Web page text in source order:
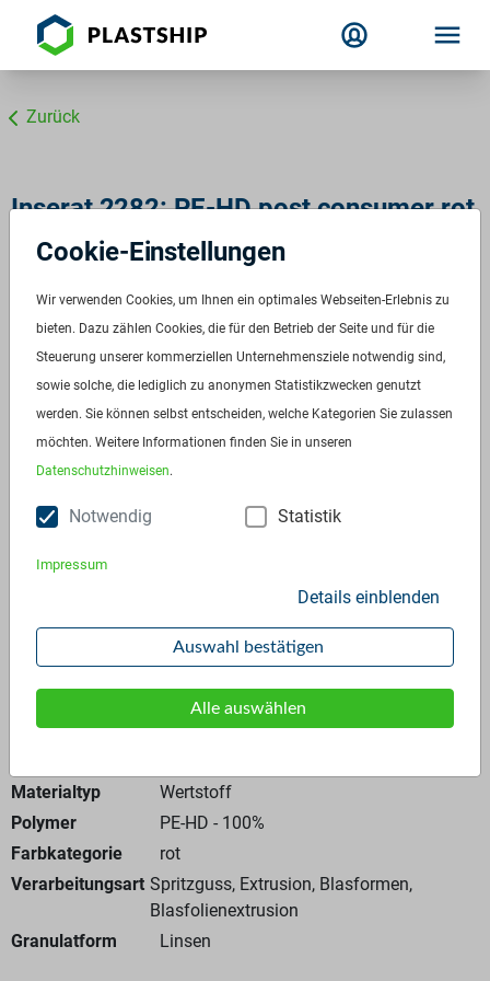
Zurück
Inserat 2282: PE-HD post consumer rot
ETERLENE
ID:2282
Verfügbar ab:Sofort
Frequenz: Auf Anfrage
Menge:1 t
Standardverpackung/Bereitstellungsart:25kg-Säcke
Preis:948,00 €/T
Anfrage stellen
Kreislauffähig
Materialtyp
Wertstoff
Polymer
PE-HD - 100%
Farbkategorie
rot
Verarbeitungsart Spritzguss, Extrusion, Blasformen,
Blasfolienextrusion
Granulatform
Linsen
Cookie-Einstellungen
Wir verwenden Cookies, um Ihnen ein optimales Webseiten-Erlebnis zu
bieten. Dazu zählen Cookies, die für den Betrieb der Seite und für die
Steuerung unserer kommerziellen Unternehmensziele notwendig sind,
sowie solche, die lediglich zu anonymen Statistikzwecken genutzt
werden. Sie können selbst entscheiden, welche Kategorien Sie zulassen
möchten. Weitere Informationen finden Sie in unseren
Datenschutzhinweisen.
Notwendig Statistik
Impressum
Details einblenden
Auswahl bestätigen
Alle auswählen